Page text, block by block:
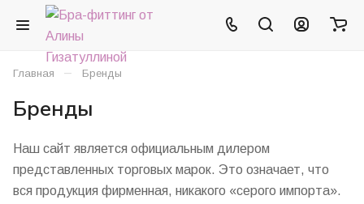
Главная – Бренды
Бренды
Наш сайт является официальным дилером
представленных торговых марок. Это означает, что
вся продукция фирменная, никакого «серого импорта».